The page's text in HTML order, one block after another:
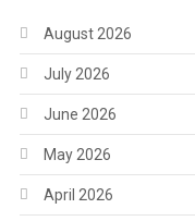
August 2026
July 2026
June 2026
May 2026
April 2026